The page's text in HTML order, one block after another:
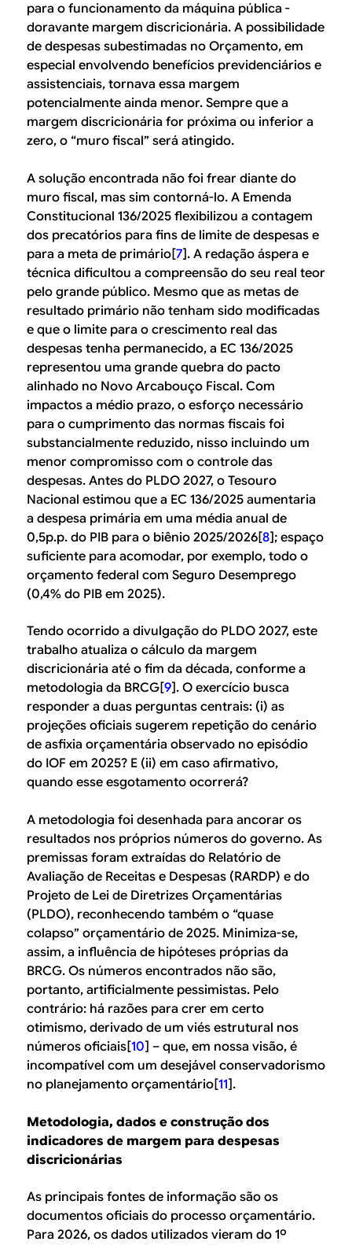
para o funcionamento da máquina pública -
doravante margem discricionária. A possibilidade
de despesas subestimadas no Orçamento, em
especial envolvendo benefícios previdenciários e
assistenciais, tornava essa margem
potencialmente ainda menor. Sempre que a
margem discricionária for próxima ou inferior a
zero, o “muro fiscal” será atingido.
A solução encontrada não foi frear diante do
muro fiscal, mas sim contorná-lo. A Emenda
Constitucional 136/2025 flexibilizou a contagem
dos precatórios para fins de limite de despesas e
para a meta de primário[7]. A redação áspera e
técnica dificultou a compreensão do seu real teor
pelo grande público. Mesmo que as metas de
resultado primário não tenham sido modificadas
e que o limite para o crescimento real das
despesas tenha permanecido, a EC 136/2025
representou uma grande quebra do pacto
alinhado no Novo Arcabouço Fiscal. Com
impactos a médio prazo, o esforço necessário
para o cumprimento das normas fiscais foi
substancialmente reduzido, nisso incluindo um
menor compromisso com o controle das
despesas. Antes do PLDO 2027, o Tesouro
Nacional estimou que a EC 136/2025 aumentaria
a despesa primária em uma média anual de
0,5p.p. do PIB para o biênio 2025/2026[8]; espaço
suficiente para acomodar, por exemplo, todo o
orçamento federal com Seguro Desemprego
(0,4% do PIB em 2025).
Tendo ocorrido a divulgação do PLDO 2027, este
trabalho atualiza o cálculo da margem
discricionária até o fim da década, conforme a
metodologia da BRCG[9]. O exercício busca
responder a duas perguntas centrais: (i) as
projeções oficiais sugerem repetição do cenário
de asfixia orçamentária observado no episódio
do IOF em 2025? E (ii) em caso afirmativo,
quando esse esgotamento ocorrerá?
A metodologia foi desenhada para ancorar os
resultados nos próprios números do governo. As
premissas foram extraídas do Relatório de
Avaliação de Receitas e Despesas (RARDP) e do
Projeto de Lei de Diretrizes Orçamentárias
(PLDO), reconhecendo também o “quase
colapso” orçamentário de 2025. Minimiza-se,
assim, a influência de hipóteses próprias da
BRCG. Os números encontrados não são,
portanto, artificialmente pessimistas. Pelo
contrário: há razões para crer em certo
otimismo, derivado de um viés estrutural nos
números oficiais[10] – que, em nossa visão, é
incompatível com um desejável conservadorismo
no planejamento orçamentário[11].
Metodologia, dados e construção dos
indicadores de margem para despesas
discricionárias
As principais fontes de informação são os
documentos oficiais do processo orçamentário.
Para 2026, os dados utilizados vieram do 1º